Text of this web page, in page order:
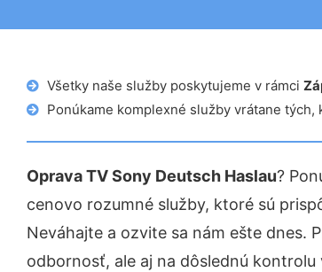
Všetky naše služby poskytujeme v rámci
Ponúkame komplexné služby vrátane
Oprava TV Sony Deutsch Haslau?
cenovo rozumné služby, ktoré sú
Neváhajte a ozvite sa nám ešte dnes.
odbornosť, ale aj na dôslednú